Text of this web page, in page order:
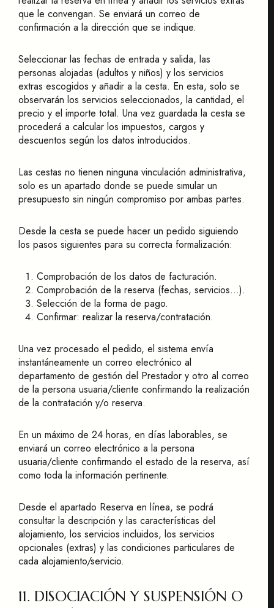
que le convengan. Se enviará un correo de
confirmación a la dirección que se indique.
Seleccionar las fechas de entrada y salida, las
personas alojadas (adultos y niños) y los servicios
extras escogidos y añadir a la cesta. En esta, solo se
observarán los servicios seleccionados, la cantidad, el
precio y el importe total. Una vez guardada la cesta se
procederá a calcular los impuestos, cargos y
descuentos según los datos introducidos.
Las cestas no tienen ninguna vinculación administrativa,
solo es un apartado donde se puede simular un
presupuesto sin ningún compromiso por ambas partes.
Desde la cesta se puede hacer un pedido siguiendo
los pasos siguientes para su correcta formalización:
Comprobación de los datos de facturación.
Comprobación de la reserva (fechas, servicios...).
Selección de la forma de pago.
Confirmar: realizar la reserva/contratación.
Una vez procesado el pedido, el sistema envía
instantáneamente un correo electrónico al
departamento de gestión del Prestador y otro al correo
de la persona usuaria/cliente confirmando la realización
de la contratación y/o reserva.
En un máximo de 24 horas, en días laborables, se
enviará un correo electrónico a la persona
usuaria/cliente confirmando el estado de la reserva, así
como toda la información pertinente.
Desde el apartado Reserva en línea, se podrá
consultar la descripción y las características del
alojamiento, los servicios incluidos, los servicios
opcionales (extras) y las condiciones particulares de
cada alojamiento/servicio.
11. DISOCIACIÓN Y SUSPENSIÓN O